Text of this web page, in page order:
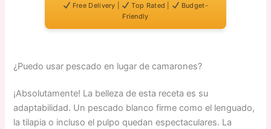
Free Delivery | Top Rated |
Budget-
Friendly
¿Puedo usar pescado en lugar de camarones?
¡Absolutamente! La belleza de esta receta es su
adaptabilidad. Un pescado blanco firme como el lenguado,
la tilapia o incluso el pulpo quedan espectaculares. La